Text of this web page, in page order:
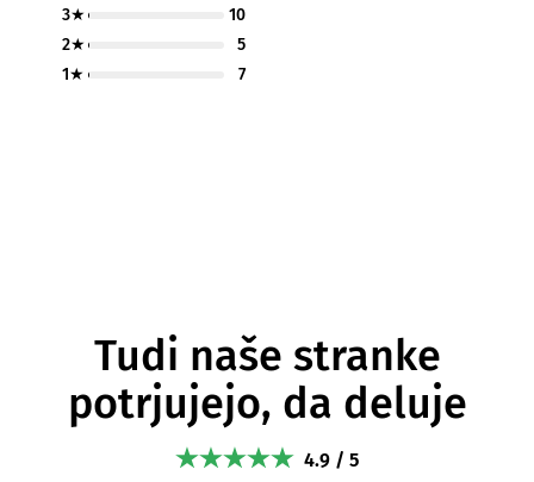
3★
10
2★
5
1★
7
Tudi naše stranke
potrjujejo, da deluje
4.9 / 5